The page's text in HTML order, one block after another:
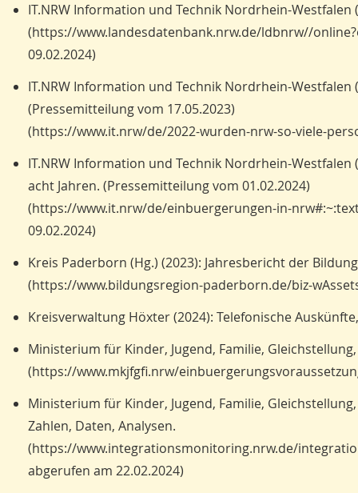
IT.NRW Information und Technik Nordrhein-Westfalen
(https://www.landesdatenbank.nrw.de/ldbnrw//
09.02.2024)
IT.NRW Information und Technik Nordrhein-
(Pressemitteilung vom 17.05.2023)
(https://www.it.nrw/de/2022-wurden-nrw-so-viele-
IT.NRW Information und Technik Nordrhein-
acht Jahren. (Pressemitteilung vom 01.02.2024)
(https://www.it.nrw/de/einbuergerungen-in-
09.02.2024)
Kreis Paderborn (Hg.) (2023): Jahresbericht der
(https://www.bildungsregion-paderborn.de/biz-
Kreisverwaltung Höxter (2024): Telefonische
Ministerium für Kinder, Jugend, Familie,
(https://www.mkjfgfi.nrw/
Ministerium für Kinder, Jugend, Familie,
Zahlen, Daten, Analysen.
(https://www.integrationsmonitoring.nrw.de/
abgerufen am 22.02.2024)